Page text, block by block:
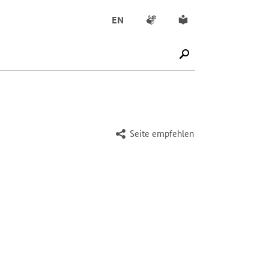
SUCHE STARTEN
EN Gebärdensprache
Leichte Sprache
Seite empfehlen